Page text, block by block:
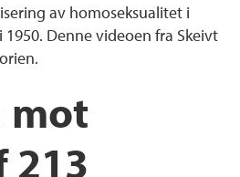
av homoseksualitet i
Denne videoen fra Skeivt
mot
213